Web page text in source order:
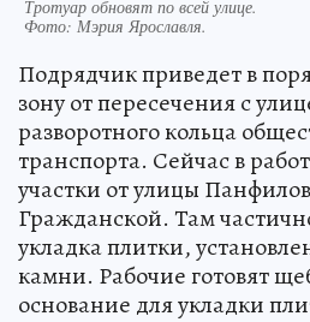
Тротуар обновят по всей улице.
Фото: Мэрия Ярославля.
Подрядчик приведет в
зону от пересечения с
разворотного кольца
транспорта. Сейчас в
участки от улицы
Гражданской. Там
укладка плитки,
камни. Рабочие готовят
основание для укладки